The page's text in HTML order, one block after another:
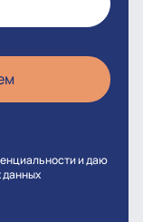
и даю
данных